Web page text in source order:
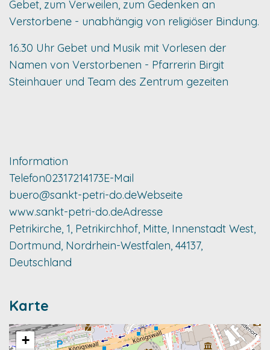
Gebet, zum Verweilen, zum Gedenken an
Verstorbene - unabhängig von religiöser Bindung.
16.30 Uhr Gebet und Musik mit Vorlesen der
Namen von Verstorbenen - Pfarrerin Birgit
Steinhauer und Team des Zentrum gezeiten
Information
Telefon02317214173E-Mail
buero@sankt-petri-do.deWebseite
www.sankt-petri-do.deAdresse
Petrikirche, 1, Petrikirchhof, Mitte, Innenstadt West,
Dortmund, Nordrhein-Westfalen, 44137,
Deutschland
Karte
+